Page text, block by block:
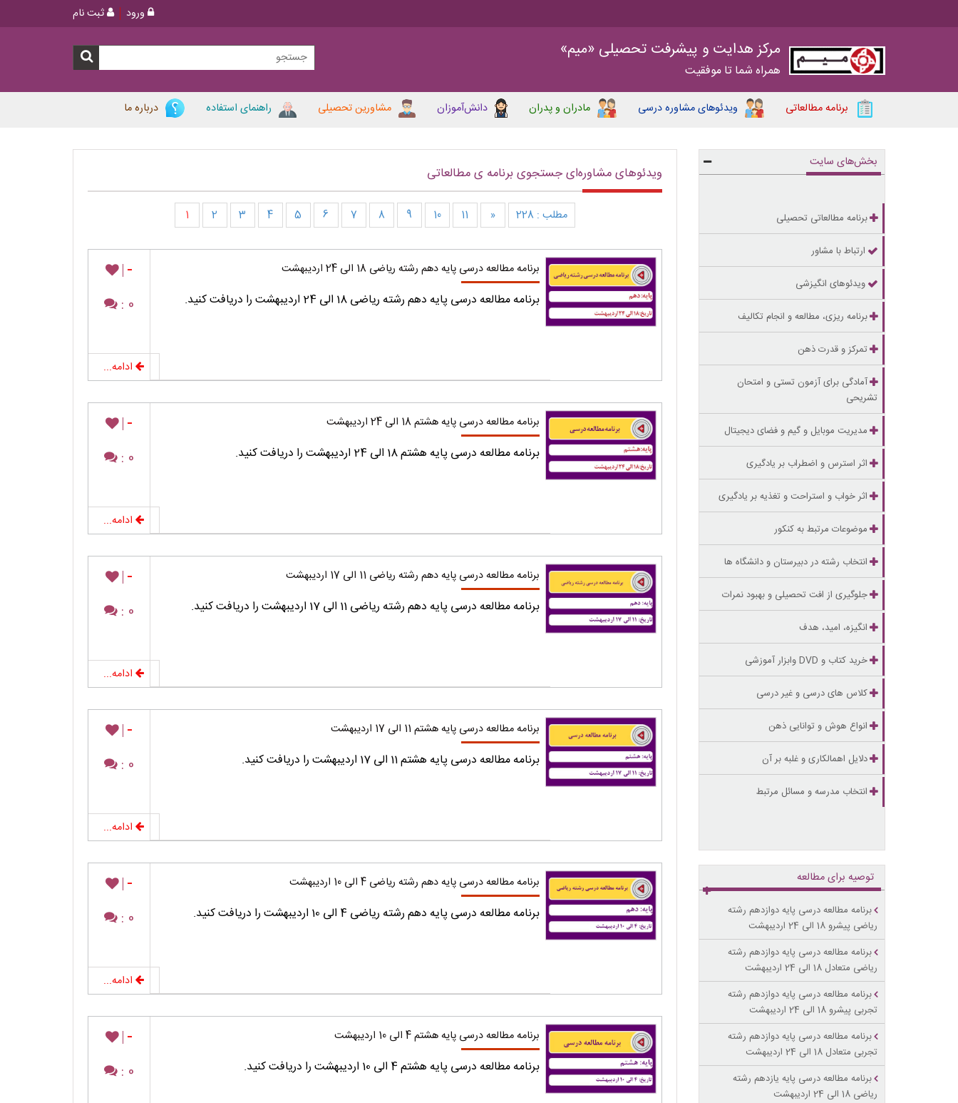
ثبت نام ورود
مرکز هدایت و پیشرفت تحصیلی «میم»
همراه شما تا موفقیت
برنامه مطالعاتی ویدئوهای مشاوره درسی مادران و پدران دانش‌آموزان مشاورین تحصیلی راهنمای استفاده درباره ما
ویدئوهای مشاوره‌ای جستجوی برنامه ی مطالعاتی
1 2 3 4 5 6 7 8 9 10 11 « مطلب : 228
برنامه مطالعه درسی پایه دهم رشته ریاضی 18 الی 24 اردیبهشت
برنامه مطالعه درسی پایه دهم رشته ریاضی 18 الی 24 اردیبهشت را دریافت کنید.
-
0 :
ادامه...
برنامه مطالعه درسی پایه هشتم 18 الی 24 اردیبهشت
برنامه مطالعه درسی پایه هشتم 18 الی 24 اردیبهشت را دریافت کنید.
-
0 :
ادامه...
برنامه مطالعه درسی پایه دهم رشته ریاضی 11 الی 17 اردیبهشت
برنامه مطالعه درسی پایه دهم رشته ریاضی 11 الی 17 اردیبهشت را دریافت کنید.
-
0 :
ادامه...
برنامه مطالعه درسی پایه هشتم 11 الی 17 اردیبهشت
برنامه مطالعه درسی پایه هشتم 11 الی 17 اردیبهشت را دریافت کنید.
-
0 :
ادامه...
برنامه مطالعه درسی پایه دهم رشته ریاضی 4 الی 10 اردیبهشت
برنامه مطالعه درسی پایه دهم رشته ریاضی 4 الی 10 اردیبهشت را دریافت کنید.
-
0 :
ادامه...
برنامه مطالعه درسی پایه هشتم 4 الی 10 اردیبهشت
برنامه مطالعه درسی پایه هشتم 4 الی 10 اردیبهشت را دریافت کنید.
-
0 :
بخش‌های سایت
برنامه مطالعاتی تحصیلی
ارتباط با مشاور
ویدئوهای انگیزشی
برنامه ریزی، مطالعه و انجام تکالیف
تمرکز و قدرت ذهن
آمادگی برای آزمون تستی و امتحان
تشریحی
مدیریت موبایل و گیم و فضای دیجیتال
اثر استرس و اضطراب بر یادگیری
اثر خواب و استراحت و تغذیه بر یادگیری
موضوعات مرتبط به کنکور
انتخاب رشته در دبیرستان و دانشگاه ها
جلوگیری از افت تحصیلی و بهبود نمرات
انگیزه، امید، هدف
خرید کتاب و DVD وابزار آموزشی
کلاس های درسی و غیر درسی
انواع هوش و توانایی ذهن
دلایل اهمالکاری و غلبه بر آن
انتخاب مدرسه و مسائل مرتبط
توصیه برای مطالعه
برنامه مطالعه درسی پایه دوازدهم رشته
ریاضی پیشرو 18 الی 24 اردیبهشت
برنامه مطالعه درسی پایه دوازدهم رشته
ریاضی متعادل 18 الی 24 اردیبهشت
برنامه مطالعه درسی پایه دوازدهم رشته
تجربی پیشرو 18 الی 24 اردیبهشت
برنامه مطالعه درسی پایه دوازدهم رشته
تجربی متعادل 18 الی 24 اردیبهشت
برنامه مطالعه درسی پایه یازدهم رشته
ریاضی 18 الی 24 اردیبهشت